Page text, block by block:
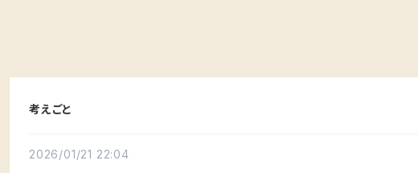
考えごと
2026/01/21 22:04